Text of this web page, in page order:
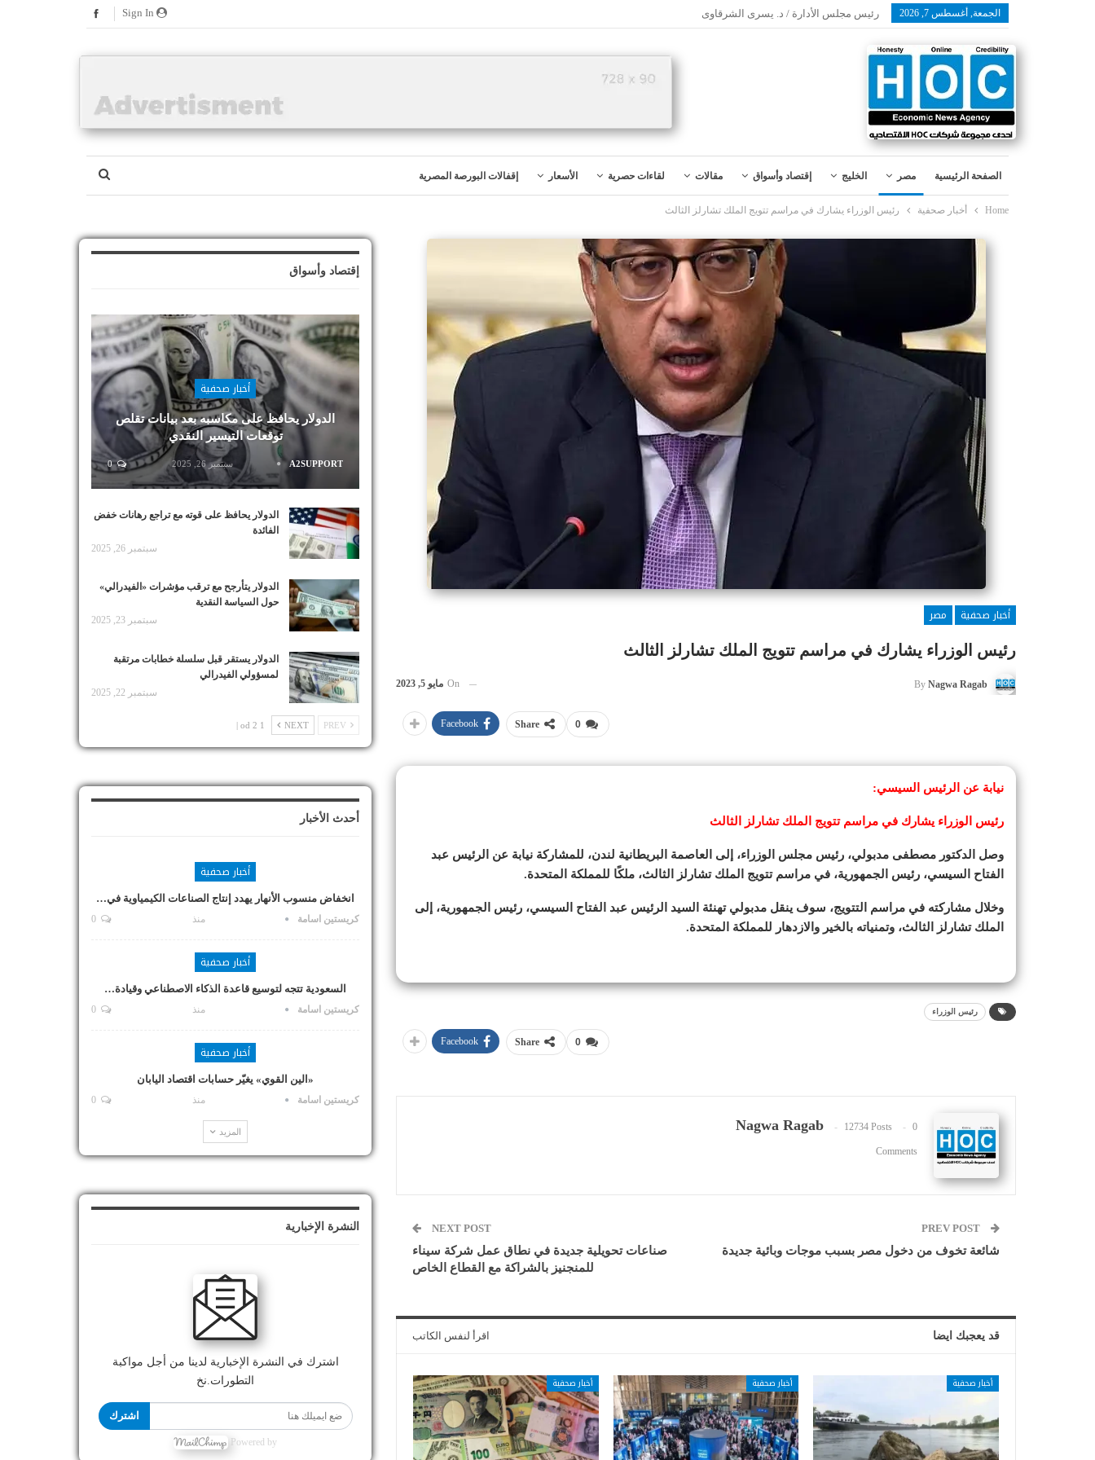
الجمعة, أغسطس 7, 2026 رئيس مجلس الأدارة / د. يسرى الشرقاوى
الصفحة الرئيسية مصر الخليج إقتصاد وأسواق مقالات لقاءات حصرية الأسعار إقفالات البورصة المصرية
Home أخبار صحفية رئيس الوزراء يشارك في مراسم تتويج الملك تشارلز الثالث
أخبار صحفية
مصر
رئيس الوزراء يشارك في مراسم تتويج الملك تشارلز الثالث
By Nagwa Ragab
On مايو 5, 2023
0
Share
Facebook
نيابة عن الرئيس السيسي:
رئيس الوزراء يشارك في مراسم تتويج الملك تشارلز الثالث
وصل الدكتور مصطفى مدبولي، رئيس مجلس الوزراء، إلى العاصمة البريطانية لندن، للمشاركة نيابة عن الرئيس عبد
الفتاح السيسي، رئيس الجمهورية، في مراسم تتويج الملك تشارلز الثالث، ملكًا للمملكة المتحدة.
وخلال مشاركته في مراسم التتويج، سوف ينقل مدبولي تهنئة السيد الرئيس عبد الفتاح السيسي، رئيس الجمهورية، إلى
الملك تشارلز الثالث، وتمنياته بالخير والازدهار للمملكة المتحدة.
رئيس الوزراء
0
Share
Facebook
Nagwa Ragab 12734 Posts 0
Comments
شائعة تخوف من دخول مصر بسبب موجات وبائية جديدة
NEXT POST
صناعات تحويلية جديدة في نطاق عمل شركة سيناء
للمنجنيز بالشراكة مع القطاع الخاص
قد يعجبك ايضا اقرأ لنفس الكاتب
أخبار صحفية أخبار صحفية أخبار صحفية
إقتصاد وأسواق
أخبار صحفية
الدولار يحافظ على مكاسبه بعد بيانات تقلص
توقعات التيسير النقدي
A2SUPPORT سبتمبر 26, 2025 0
الدولار يحافظ على قوته مع تراجع رهانات خفض
الفائدة
سبتمبر 26, 2025
الدولار يتأرجح مع ترقب مؤشرات «الفيدرالي»
حول السياسة النقدية
سبتمبر 23, 2025
الدولار يستقر قبل سلسلة خطابات مرتقبة
لمسؤولي الفيدرالي
سبتمبر 22, 2025
NEXT
1 od 2 |
أحدث الأخبار
أخبار صحفية
انخفاض منسوب الأنهار يهدد إنتاج الصناعات الكيمياوية في…
كريستين اسامة منذ
أخبار صحفية
السعودية تتجه لتوسيع قاعدة الذكاء الاصطناعي وقيادة…
كريستين اسامة منذ
أخبار صحفية
«الين القوي» يغيّر حسابات اقتصاد اليابان
كريستين اسامة منذ
المزيد
النشرة الإخبارية
اشترك في النشرة الإخبارية لدينا من أجل مواكبة
التطورات.نخ
اشترك
Powered by